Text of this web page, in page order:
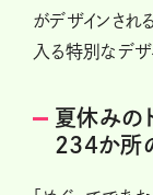
がデザインされ
入る特別なデザ
夏休みの
234か所